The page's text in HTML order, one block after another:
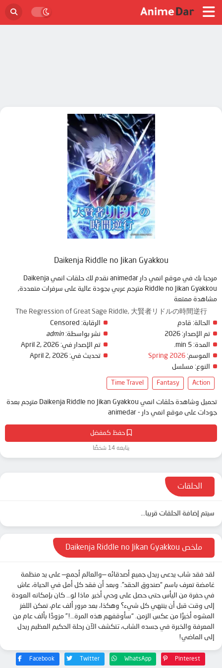
حفظ كمفضل
يتابعه 14 شخصًا
Daikenja Riddle no Jikan Gyakkou
مرحبا بك في موقع انمي دار animedar نقدم لك حلقات انمي Daikenja
Riddle no Jikan Gyakkou مترجم عربي بجودة عالية على سرفرات متعددة,
مشاهدة ممتعة
The Regression of Great Sage Riddle, 大賢者リドルの時間逆行
الحالة: قادم
تم الإصدار:
المدة:
الموسم: Spring 2026
النوع: مسلسل
الرقابة:
نشر بواسطة: admin
تم الإصدار في: April 2, 2026
تحديث في: April 2, 2026
Action
Fantasy
Time Travel
تحميل وشاهدة حلقات انمي Daikenja Riddle no Jikan Gyakkou مترجم بعدة
جودات على موقع انمي دار - animedar
الحلقات
سيتم إضافة الحلقات قريبا...
ملخص Daikenja Riddle no Jikan Gyakkou
لقد فقد شاب يدعى ريدل جميع أصدقائه —والعالم أجمع— على يد منظمة
غامضة تعرف باسم “صندوق الحقد”. وبعد أن فقد كل أمل في الحياة، عاش
في حفرة من اليأس حتى حصل على وحي أخير. ماذا لو… كان بإمكانه العودة
إلى وقت قبل أن ينتهي كل شيء؟ وهكذا، بعد مرور ألف عام، تمكن اللغز
المشوه أخيرًا من عكس الزمن. “سأوقفهم هذه المرة…!” مزودًا بألف عام من
المعرفة والخبرة في جسده الشاب، تتكشف الآن رحلة الحكيم العظيم ريدل
إلى الماضي!
Facebook Twitter WhatsApp Pinterest